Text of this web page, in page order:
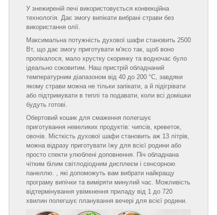
У знежиреній печі використовується конвекційна
технологія. Дає змогу випікати вибрані страви без
використання олії.
Максимальна потужність духової шафи становить 2500
Вт, що дає змогу приготувати м'ясо так, щоб воно
пропікалося, мало хрустку скоринку та водночас було
ідеально соковитим. Наш пристрій обладнаний
температурним діапазоном від 40 до 200 °C, завдяки
якому страви можна не тільки запікати, а й підігрівати
або підтримувати в теплі та подавати, коли всі домішки
будуть готові.
Обертовий кошик для смаження полегшує
приготування невеликих продуктів: чипсів, креветок,
овочів. Місткість духової шафи становить аж 13 літрів,
можна відразу приготувати їжу для всієї родини або
просто спекти улюблені доповнення. Піч обладнана
чітким білим світлодіодним дисплеєм і сенсорною
панеллю. , які допоможуть вам вибрати найкращу
програму випічки та виміряти минулий час. Можливість
відтермінування увімкнення приладу від 1 до 720
хвилин полегшує планування вечері для всієї родини.